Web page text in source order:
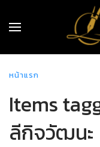
หน้าแรก
Items
ลีกิจวัฒนะ